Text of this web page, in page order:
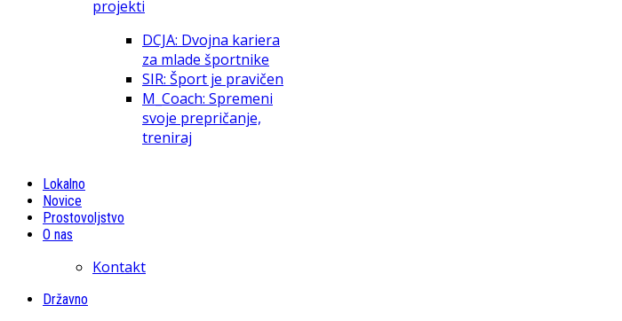
projekti
DCJA: Dvojna kariera
za mlade športnike
SIR: Šport je pravičen
M_Coach: Spremeni
svoje prepričanje,
treniraj
Lokalno
Novice
Prostovoljstvo
O nas
Kontakt
Državno